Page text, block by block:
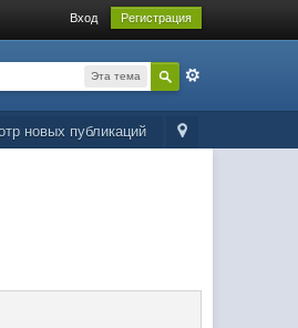
Вход Регистрация
Эта тема
новых публикаций